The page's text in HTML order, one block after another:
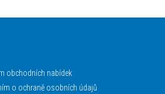
obchodních nabídek
o ochraně osobních údajů